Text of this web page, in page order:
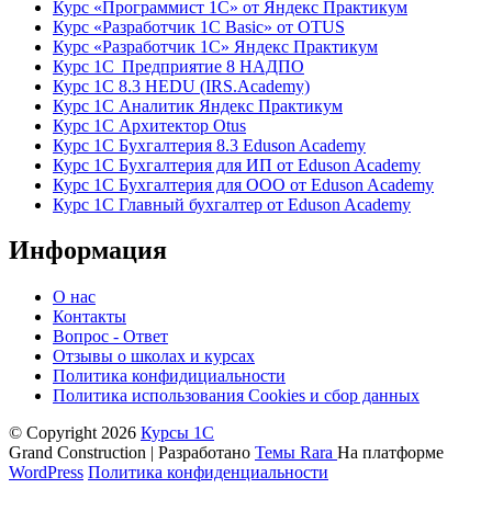
Курс «Программист 1С» от Яндекс Практикум
Курс «Разработчик 1С Basic» от OTUS
Курс «Разработчик 1С» Яндекс Практикум
Курс 1С Предприятие 8 НАДПО
Курс 1С 8.3 HEDU (IRS.Academy)
Курс 1С Аналитик Яндекс Практикум
Курс 1С Архитектор Otus
Курс 1С Бухгалтерия 8.3 Eduson Academy
Курс 1С Бухгалтерия для ИП от Eduson Academy
Курс 1С Бухгалтерия для ООО от Eduson Academy
Курс 1С Главный бухгалтер от Eduson Academy
Информация
О нас
Контакты
Вопрос - Ответ
Отзывы о школах и курсах
Политика конфидициальности
Политика использования Cookies и сбор данных
© Copyright 2026 Курсы 1С
Grand Construction | Разработано Темы Rara На платформе
WordPress Политика конфиденциальности